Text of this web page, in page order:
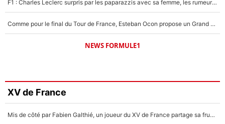
F1 : Charles Leclerc surpris par les paparazzis avec sa femme, les rumeurs étaient vraies !
Comme pour le final du Tour de France, Esteban Ocon propose un Grand Prix de Formule 1 à Paris : «Autour de l’Arc de Triomphe, ce serait génial» !
NEWS FORMULE1
XV de France
Mis de côté par Fabien Galthié, un joueur du XV de France partage sa frustration : «ils ne me l’ont pas dit tout de suite»